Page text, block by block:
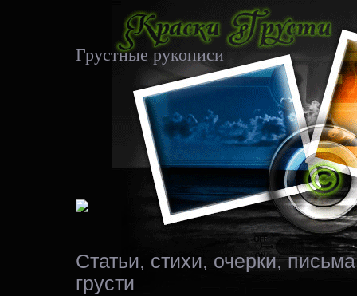
Грустные рукописи
Статьи, стихи, очерки,
грусти